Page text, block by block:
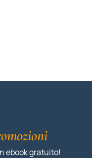
ebook gratuito!